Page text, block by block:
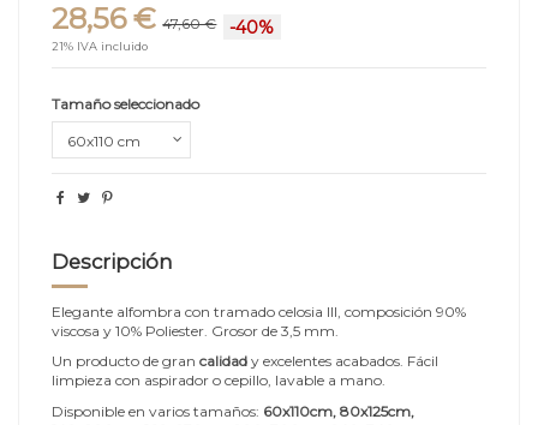
28,56 € 47,60 € -40%
21% IVA incluido
Tamaño seleccionado
Descripción
Elegante alfombra con tramado celosia III, composición 90%
viscosa y 10% Poliester. Grosor de 3,5 mm.
Un producto de gran calidad y excelentes acabados. Fácil
limpieza con aspirador o cepillo, lavable a mano.
Disponible en varios tamaños: 60x110cm, 80x125cm,